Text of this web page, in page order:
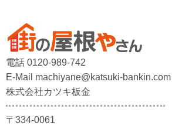
電話 0120-989-742
E-Mail machiyane@katsuki-bankin.com
株式会社カツキ板金
〒334-0061